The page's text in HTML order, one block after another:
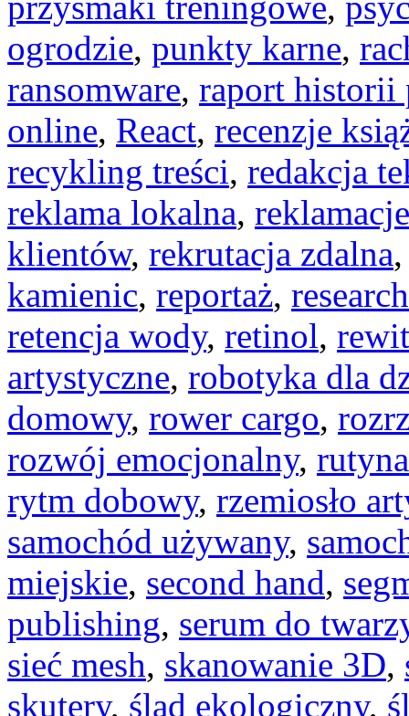
ogrodzie, punkty karne,
ransomware, raport historii
online, React, recenzje
recykling treści, redakcja
reklama lokalna, reklamacje
klientów, rekrutacja zdalna
kamienic, reportaż,
retencja wody, retinol,
artystyczne, robotyka dla
domowy, rower cargo,
rozwój emocjonalny,
rytm dobowy, rzemiosło
samochód używany,
miejskie, second hand,
publishing, serum do
sieć mesh, skanowanie 3D,
skutery, ślad ekologiczny,